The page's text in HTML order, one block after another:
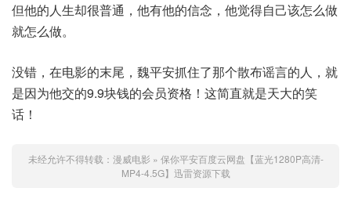
但他的人生却很普通，他有他的信念，他觉得自己该怎么做
就怎么做。
没错，在电影的末尾，魏平安抓住了那个散布谣言的人，就
是因为他交的9.9块钱的会员资格！这简直就是天大的笑
话！
未经允许不得转载： 漫威电影 » 保你平安百度云网盘【蓝光1280P高清-
MP4-4.5G】迅雷资源下载